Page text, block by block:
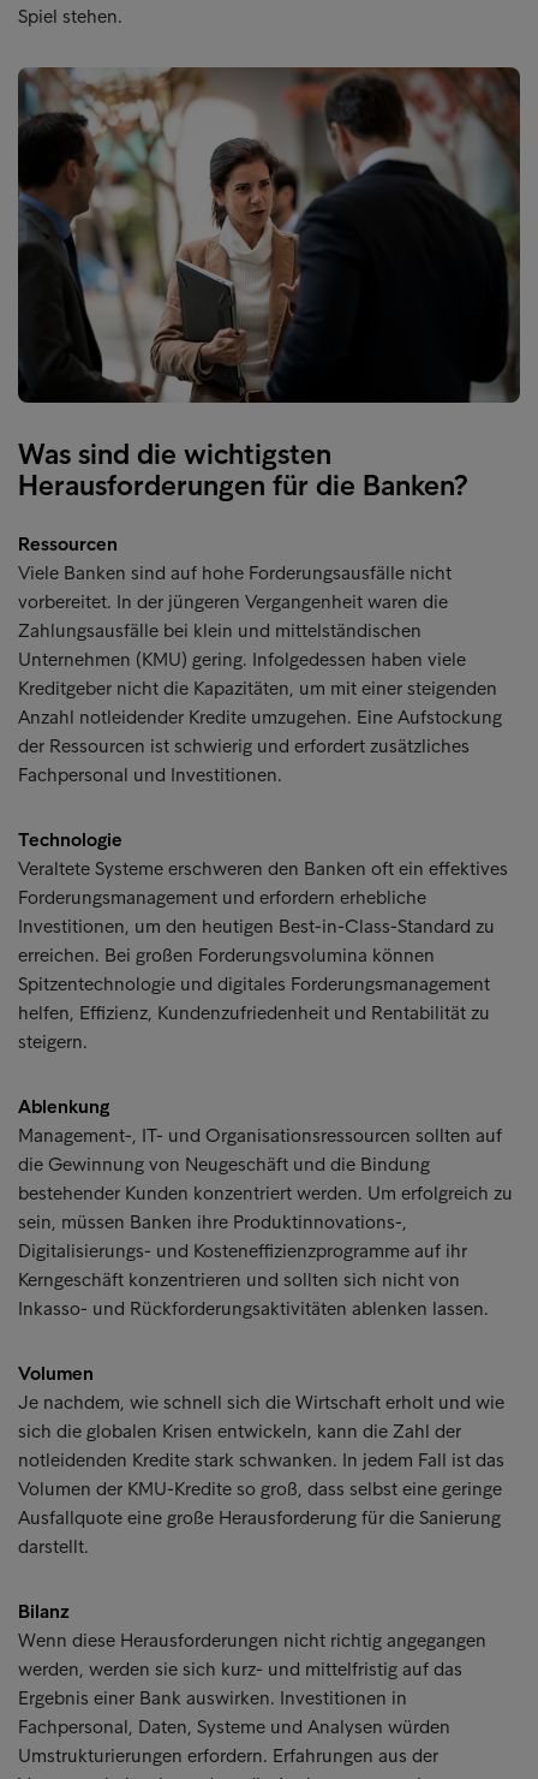
Spiel stehen.
Was sind die wichtigsten
Herausforderungen für die Banken?
Ressourcen
Viele Banken sind auf hohe Forderungsausfälle nicht
vorbereitet. In der jüngeren Vergangenheit waren die
Zahlungsausfälle bei klein und mittelständischen
Unternehmen (KMU) gering. Infolgedessen haben viele
Kreditgeber nicht die Kapazitäten, um mit einer steigenden
Anzahl notleidender Kredite umzugehen. Eine Aufstockung
der Ressourcen ist schwierig und erfordert zusätzliches
Fachpersonal und Investitionen.
Technologie
Veraltete Systeme erschweren den Banken oft ein effektives
Forderungsmanagement und erfordern erhebliche
Investitionen, um den heutigen Best-in-Class-Standard zu
erreichen. Bei großen Forderungsvolumina können
Spitzentechnologie und digitales Forderungsmanagement
helfen, Effizienz, Kundenzufriedenheit und Rentabilität zu
steigern.
Ablenkung
Management-, IT- und Organisationsressourcen sollten auf
die Gewinnung von Neugeschäft und die Bindung
bestehender Kunden konzentriert werden. Um erfolgreich zu
sein, müssen Banken ihre Produktinnovations-,
Digitalisierungs- und Kosteneffizienzprogramme auf ihr
Kerngeschäft konzentrieren und sollten sich nicht von
Inkasso- und Rückforderungsaktivitäten ablenken lassen.
Volumen
Je nachdem, wie schnell sich die Wirtschaft erholt und wie
sich die globalen Krisen entwickeln, kann die Zahl der
notleidenden Kredite stark schwanken. In jedem Fall ist das
Volumen der KMU-Kredite so groß, dass selbst eine geringe
Ausfallquote eine große Herausforderung für die Sanierung
darstellt.
Bilanz
Wenn diese Herausforderungen nicht richtig angegangen
werden, werden sie sich kurz- und mittelfristig auf das
Ergebnis einer Bank auswirken. Investitionen in
Fachpersonal, Daten, Systeme und Analysen würden
Umstrukturierungen erfordern. Erfahrungen aus der